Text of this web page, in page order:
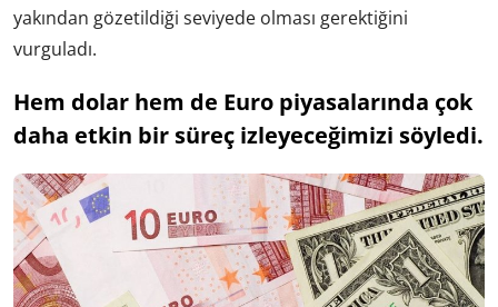
yakından gözetildiği seviyede olması gerektiğini
vurguladı.
Hem dolar hem de Euro piyasalarında çok
daha etkin bir süreç izleyeceğimizi söyledi.